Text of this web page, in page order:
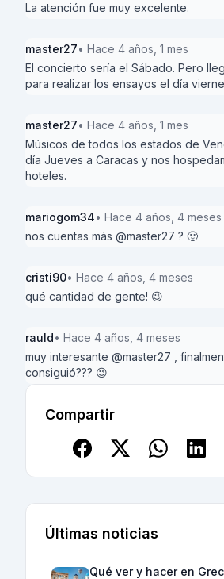
La atención fue muy excelente.
master27• Hace 4 años, 1 mes
El concierto sería el Sábado. Pero
para realizar los ensayos el día
master27• Hace 4 años, 1 mes
Músicos de todos los estados de
día Jueves a Caracas y nos
hoteles.
mariogom34• Hace 4 años, 4 meses
nos cuentas más @master27 ? 🙂
cristi90• Hace 4 años, 4 meses
qué cantidad de gente! 😉
rauld• Hace 4 años, 4 meses
muy interesante @master27 ,
consiguió??? 😉
Compartir
Últimas noticias
Qué ver y hacer en